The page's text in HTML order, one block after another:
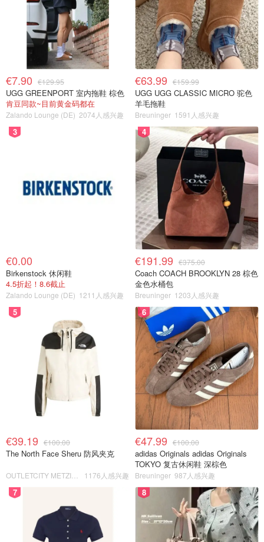
€7.90 €129.95
UGG GREENPORT 室内拖鞋 棕色
肯豆同款~目前黄金码都在
Zalando Lounge (DE) 2074人感兴趣
€63.99 €159.99
UGG UGG CLASSIC MICRO 驼色
羊毛拖鞋
Breuninger 1591人感兴趣
3
€0.00
Birkenstock 休闲鞋
4.5折起！8.6截止
Zalando Lounge (DE) 1211人感兴趣
4
€191.99 €375.00
Coach COACH BROOKLYN 28 棕色
金色水桶包
Breuninger 1203人感兴趣
5
€39.19 €100.00
The North Face Sheru 防风夹克
1176人感兴趣
6
€47.99 €100.00
adidas Originals adidas Originals
TOKYO 复古休闲鞋 深棕色
Breuninger 987人感兴趣
7 8